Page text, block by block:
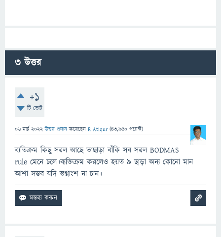
3উত্তর
+1
টি ভোট
06 মার্চ 2022 উত্তর প্রদান করেছেন R Atiqur (43,950 পয়েন্ট)
ব্যতিক্রম কিছু সরল আছে তাছাড়া বাঁকি সব সরল BODMAS
rule মেনে চলে।ব্যক্তিক্রম করলেও হয়ত ৯ ছাড়া অন্য কোনো মান
আশা সম্ভব যদি ভগ্নাংশ না চান।